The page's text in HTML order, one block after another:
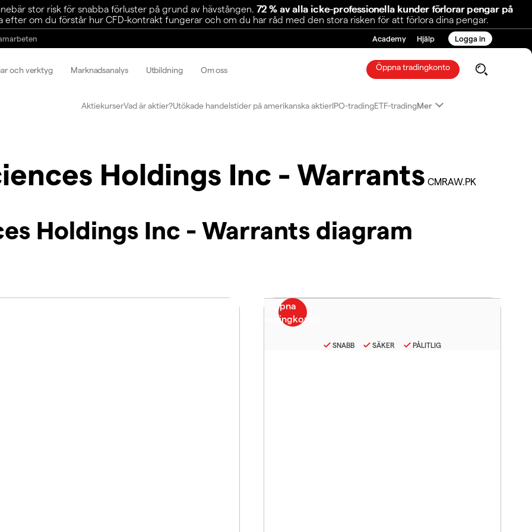
stor risk för snabba förluster på grund av hävstången. 72 % av alla icke-professionella kunder förlorar pengar på
efter om du förstår hur CFD-kontrakt fungerar och om du har råd med den stora risken för att förlora dina pengar.
Academy Hjälp Logga in
och verktyg Marknadsanalys Utbildning Om oss Öppna tradingkonto
AktiekurserVad är aktier?Utökade handelstider på amerikanska aktierIPO-tradingETF-tradingMer
Holdings Inc - Warrants CMRAW.PK
Holdings Inc - Warrants diagram
SNABB SÄKER PÅLITLIG